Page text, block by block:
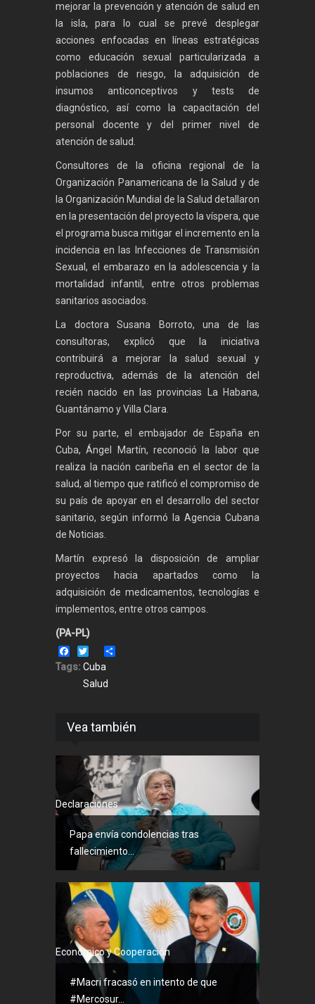
mejorar la prevención y atención de salud en
la isla, para lo cual se prevé desplegar
acciones enfocadas en líneas estratégicas
como educación sexual particularizada a
poblaciones de riesgo, la adquisición de
insumos anticonceptivos y tests de
diagnóstico, así como la capacitación del
personal docente y del primer nivel de
atención de salud.
Consultores de la oficina regional de la
Organización Panamericana de la Salud y de
la Organización Mundial de la Salud detallaron
en la presentación del proyecto la víspera, que
el programa busca mitigar el incremento en la
incidencia en las Infecciones de Transmisión
Sexual, el embarazo en la adolescencia y la
mortalidad infantil, entre otros problemas
sanitarios asociados.
La doctora Susana Borroto, una de las
consultoras, explicó que la iniciativa
contribuirá a mejorar la salud sexual y
reproductiva, además de la atención del
recién nacido en las provincias La Habana,
Guantánamo y Villa Clara.
Por su parte, el embajador de España en
Cuba, Ángel Martín, reconoció la labor que
realiza la nación caribeña en el sector de la
salud, al tiempo que ratificó el compromiso de
su país de apoyar en el desarrollo del sector
sanitario, según informó la Agencia Cubana
de Noticias.
Martín expresó la disposición de ampliar
proyectos hacia apartados como la
adquisición de medicamentos, tecnologías e
implementos, entre otros campos.
(PA-PL)
Facebook
Twitter
Tags: Cuba
Salud
Vea también
Declaraciones
Papa envía condolencias tras
fallecimiento...
Económico y Cooperación
#Macri fracasó en intento de que
#Mercosur...